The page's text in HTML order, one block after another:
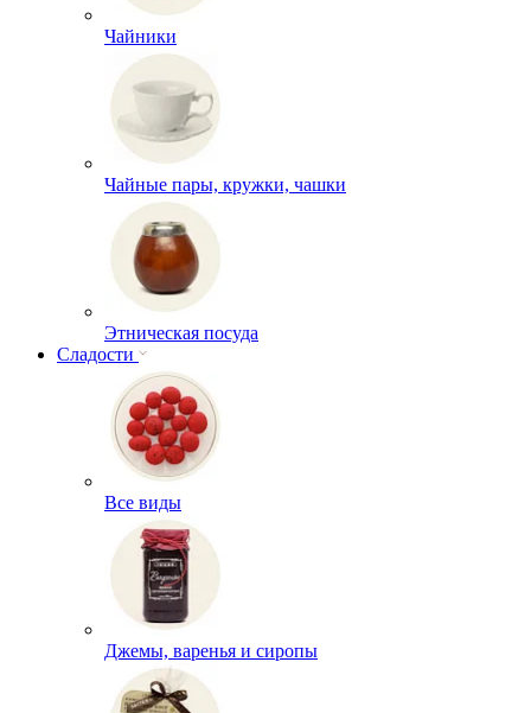
Чайники
Чайные пары, кружки, чашки
Этническая посуда
Сладости
Все виды
Джемы, варенья и сиропы